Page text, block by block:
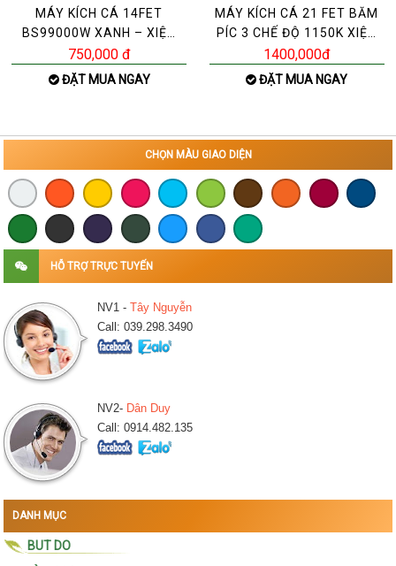
MÁY KÍCH CÁ 14FET
BS99000W XANH – XIỆT
CÁ 14FET BS 9900W
ĐÁNH S
750,000 đ
ĐẶT MUA NGAY
MÁY KÍCH CÁ 21 FET BĂM
PÍC 3 CHẾ ĐỘ 1150K XIỆT
NÓNG-LẠNH 2 BIẾN
1400,000đ
ĐẶT MUA NGAY
CHỌN MÀU GIAO DIỆN
HỖ TRỢ TRỰC TUYẾN
NV1 - Tây Nguyễn
Call: 039.298.3490
NV2- Dân Duy
Call: 0914.482.135
DANH MỤC
BUT DO